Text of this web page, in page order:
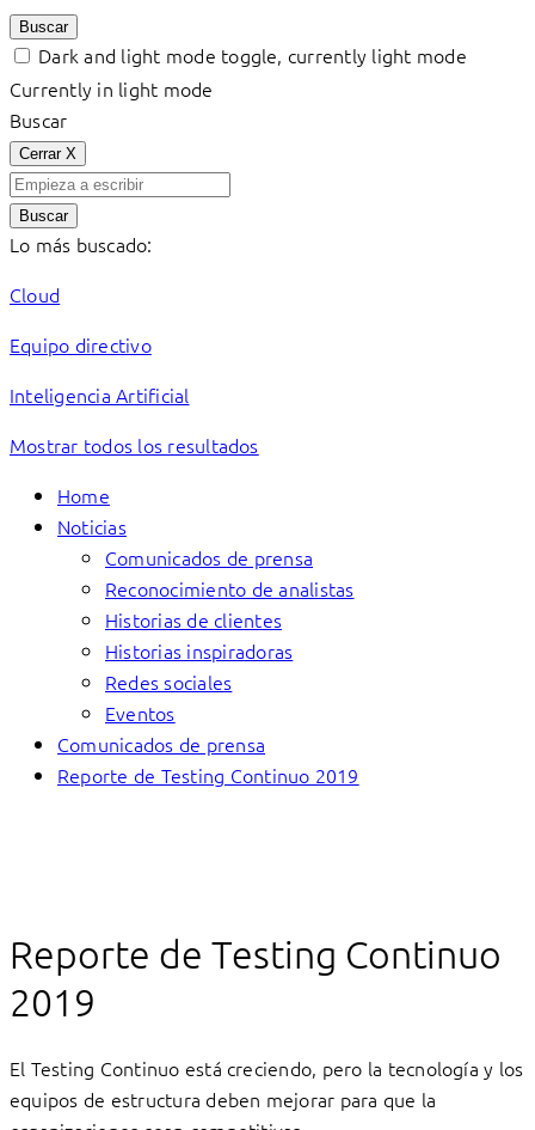
Buscar
Dark and light mode toggle, currently light mode
Currently in light mode
Buscar
Cerrar X
Buscar
Lo más buscado:
Cloud
Equipo directivo
Inteligencia Artificial
Mostrar todos los resultados
Home
Noticias
Comunicados de prensa
Reconocimiento de analistas
Historias de clientes
Historias inspiradoras
Redes sociales
Eventos
Comunicados de prensa
Reporte de Testing Continuo 2019
Reporte de Testing Continuo
2019
El Testing Continuo está creciendo, pero la tecnología y los
equipos de estructura deben mejorar para que la